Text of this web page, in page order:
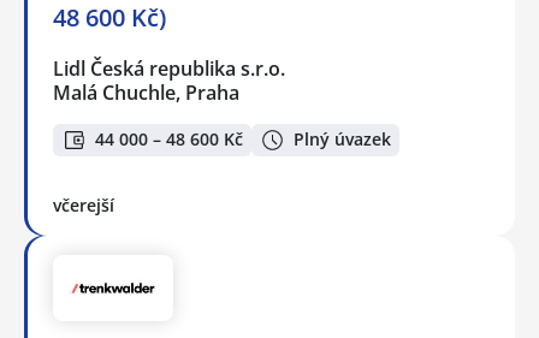
48 600 Kč)
Lidl Česká republika s.r.o.
Malá Chuchle, Praha
44 000 – 48 600 Kč Plný úvazek
včerejší